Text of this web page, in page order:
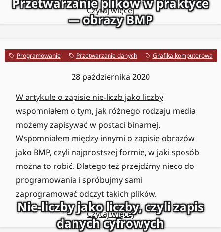
Czytaj więcej
— obrazy BMP
Programowanie Przetwarzanie danych Grafika komputerowa
28 października 2020
W artykule o zapisie nie-liczb jako liczby
wspomniałem o tym, jak różnego rodzaju media
możemy zapisywać w postaci binarnej.
Wspomniałem między innymi o zapisie obrazów
jako BMP, czyli najprostszej formie, w jaki sposób
można to robić. Dlatego też przejdźmy nieco do
programowania i spróbujmy sami
zaprogramować odczyt takich plików.
Czytaj więcej
Nie-liczby jako liczby, czyli zapis
danych cyfrowych